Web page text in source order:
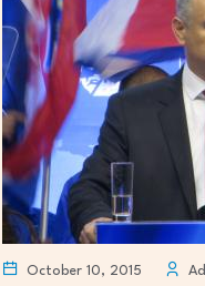
October 10, 2015